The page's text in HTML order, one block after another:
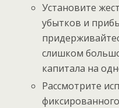
Установите
убытков и
слишком
капитала на
Рассмотрите